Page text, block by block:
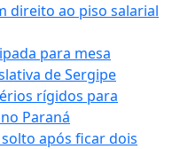
direito ao piso salarial
para mesa
de Sergipe
rígidos para
Paraná
após ficar dois